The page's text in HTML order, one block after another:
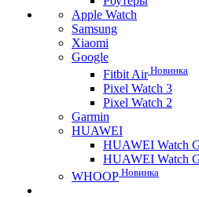
Apple Watch
Samsung
Xiaomi
Google
Fitbit AirНовинка
Pixel Watch 3
Pixel Watch 2
Garmin
HUAWEI
HUAWEI Watch
HUAWEI Watch
WHOOP Новинка